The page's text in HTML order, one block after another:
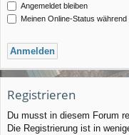
Angemeldet bleiben
Meinen Online-Status
Registrieren
Du musst in diesem Forum
Die Registrierung ist in